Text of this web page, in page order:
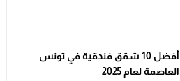
أفضل 10 شقق فندقية في تونس
العاصمة لعام 2025